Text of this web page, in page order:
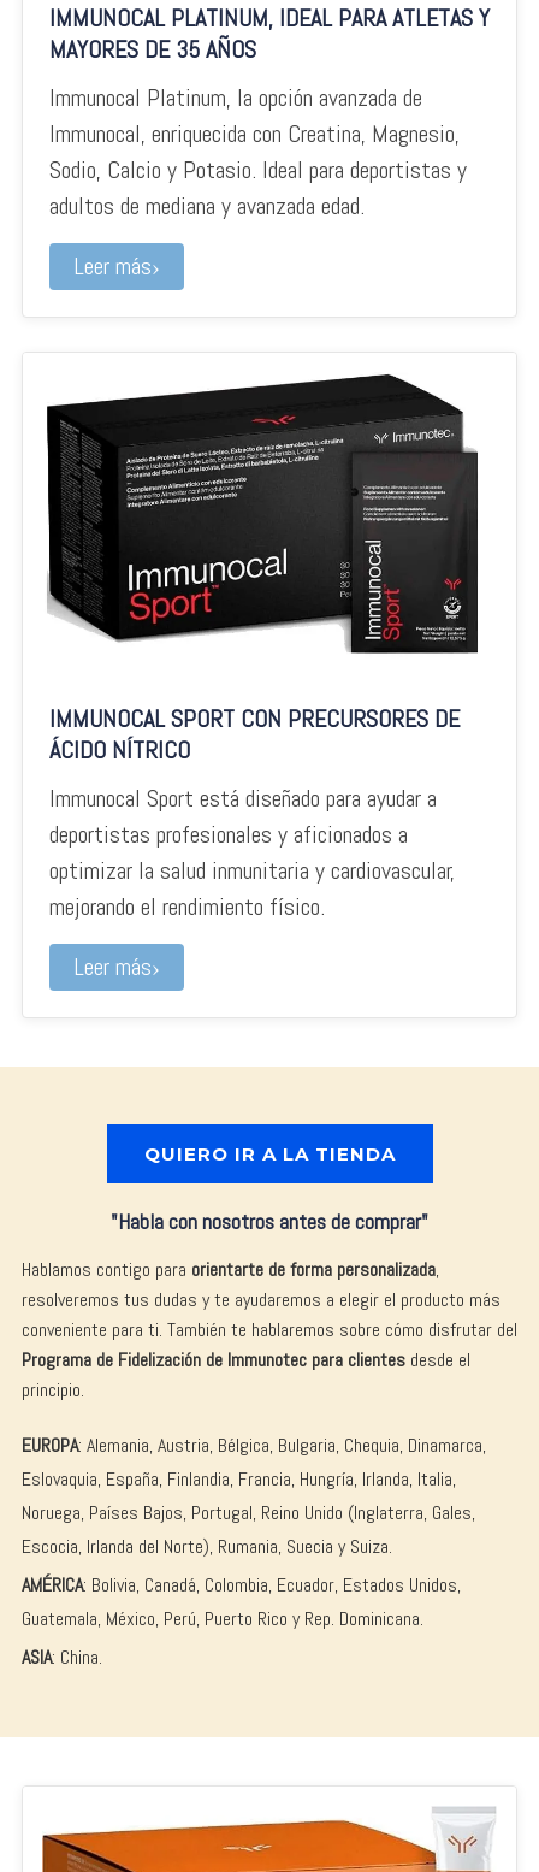
IMMUNOCAL PLATINUM, IDEAL PARA ATLETAS Y
MAYORES DE 35 AÑOS
Immunocal Platinum, la opción avanzada de
Immunocal, enriquecida con Creatina, Magnesio,
Sodio, Calcio y Potasio. Ideal para deportistas y
adultos de mediana y avanzada edad.
Leer más
IMMUNOCAL SPORT CON PRECURSORES DE
ÁCIDO NÍTRICO
Immunocal Sport está diseñado para ayudar a
deportistas profesionales y aficionados a
optimizar la salud inmunitaria y cardiovascular,
mejorando el rendimiento físico.
Leer más
QUIERO IR A LA TIENDA
"Habla con nosotros antes de comprar"
Hablamos contigo para orientarte de forma personalizada,
resolveremos tus dudas y te ayudaremos a elegir el producto más
conveniente para ti. También te hablaremos sobre cómo disfrutar del
Programa de Fidelización de Immunotec para clientesdesde el
principio.
EUROPA: Alemania, Austria, Bélgica, Bulgaria, Chequia, Dinamarca,
Eslovaquia, España, Finlandia, Francia, Hungría, Irlanda, Italia,
Noruega, Países Bajos, Portugal, Reino Unido (Inglaterra, Gales,
Escocia, Irlanda del Norte), Rumania, Suecia y Suiza.
AMÉRICA: Bolivia, Canadá, Colombia, Ecuador, Estados Unidos,
Guatemala, México, Perú, Puerto Rico y Rep. Dominicana.
ASIA: China.